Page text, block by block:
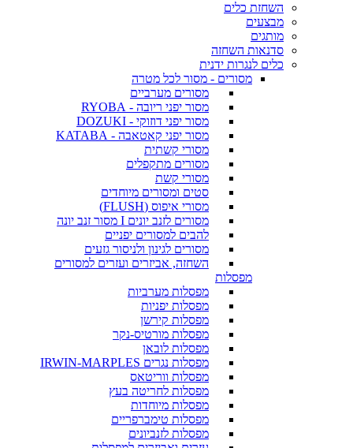
השחזת כלים
מבצעים
מותגים
סדנאות השחזה
כלים לנגרות ידנית
מסורים - מסור לכל מטרה
מסורים מערביים
מסור יפני ריובה - RYOBA
מסור יפני דוזוקי - DOZUKI
מסור יפני קאטאבה - KATABA
מסורי קשתית
מסורים מתקפלים
מסורי קשת
סטים ומסורים מיוחדים
מסורי איפוס (FLUSH)
מסורים לזנב יונים I מסור זנב יונה
להבים למסורים יפניים
מסורים לגינון ולניסור גזעים
השחזה, אביזרים ועזרים למסורים
מפסלות
מפסלות מערביות
מפסלות יפניות
מפסלות קירשן
מפסלות מורטיס-נקר
מפסלות לובאן
מפסלות נגרים IRWIN-MARPLES
מפסלות ווריטאס
מפסלות לחריטה בעץ
מפסלות מיוחדות
מפסלות טימברפריים
מפסלות לזנביונים